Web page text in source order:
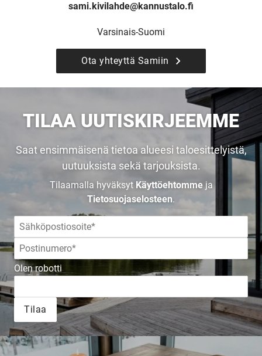
sami.kivilahde@kannustalo.fi
Varsinais-Suomi
Ota yhteyttä Samiin
TILAA UUTISKIRJEEMME
Saat ensimmäisenä tietoa alueesi taloesittelyistä,
uutuuksista sekä tarjouksista.
Tilaamalla hyväksyt Käyttöehtommeja
Tietosuojaselosteen.
Olen robotti
Tilaa
UUSI
UNELMISTA